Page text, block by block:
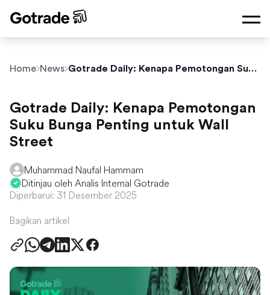
Home News Gotrade Daily: Kenapa Pemotongan Suku Bunga Penting untuk Wall Street
Gotrade Daily: Kenapa Pemotongan
Suku Bunga Penting untuk Wall
Street
Muhammad Naufal Hammam
Ditinjau oleh Analis Internal Gotrade
Diperbarui: 31 Desember 2025
Bagikan artikel